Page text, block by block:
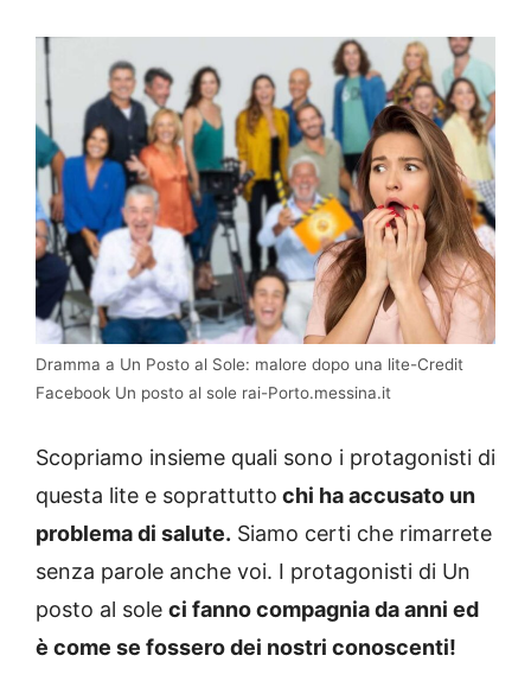
Dramma a Un Posto al Sole: malore dopo una lite-Credit
Facebook Un posto al sole rai-Porto.messina.it
Scopriamo insieme quali sono i protagonisti di
questa lite e soprattutto chi ha accusato un
problema di salute. Siamo certi che rimarrete
senza parole anche voi. I protagonisti di Un
posto al sole ci fanno compagnia da anni ed
è come se fossero dei nostri conoscenti!